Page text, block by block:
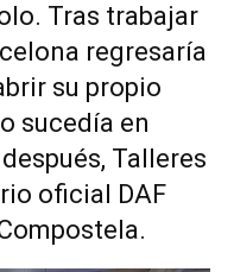
Tras trabajar
regresaría
su propio
sucedía en
Talleres
oficial DAF